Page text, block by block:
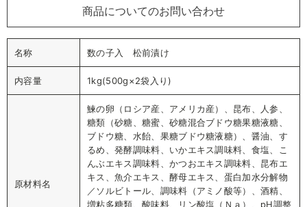
商品についてのお問い合わせ
名称 数の子入 松前漬け
内容量 1kg(500g×2袋入り)
原材料名
鰊の卵（ロシア産、アメリカ産）、昆布、人参、
糖類（砂糖、糖蜜、砂糖混合ブドウ糖果糖液糖、
ブドウ糖、水飴、果糖ブドウ糖液糖）、醤油、す
るめ、発酵調味料、いかエキス調味料、食塩、こ
んぶエキス調味料、かつおエキス調味料、昆布エ
キス、魚介エキス、酵母エキス、蛋白加水分解物
／ソルビトール、調味料（アミノ酸等）、酒精、
増粘多糖類、酸味料、リン酸塩（Ｎａ）、pH調整